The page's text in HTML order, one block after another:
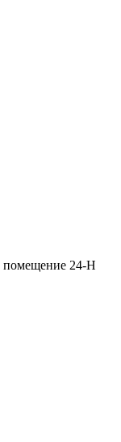
помещение 24-Н